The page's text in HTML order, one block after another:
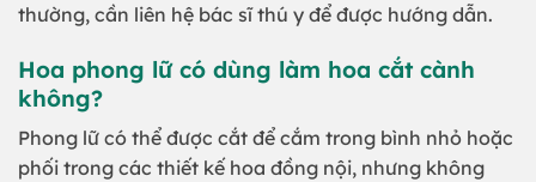
thường, cần liên hệ bác sĩ thú y để được hướng dẫn.
Hoa phong lữ có dùng làm hoa cắt cành
không?
Phong lữ có thể được cắt để cắm trong bình nhỏ hoặc
phối trong các thiết kế hoa đồng nội, nhưng không